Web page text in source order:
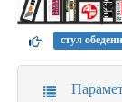
стул